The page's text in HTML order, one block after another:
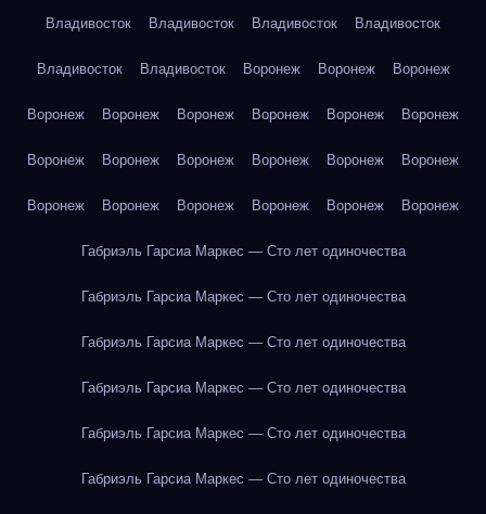
Владивосток Владивосток Владивосток Владивосток
Владивосток Владивосток Воронеж Воронеж Воронеж
Воронеж Воронеж Воронеж Воронеж Воронеж Воронеж
Воронеж Воронеж Воронеж Воронеж Воронеж Воронеж
Воронеж Воронеж Воронеж Воронеж Воронеж Воронеж
Габриэль Гарсиа Маркес — Сто лет одиночества
Габриэль Гарсиа Маркес — Сто лет одиночества
Габриэль Гарсиа Маркес — Сто лет одиночества
Габриэль Гарсиа Маркес — Сто лет одиночества
Габриэль Гарсиа Маркес — Сто лет одиночества
Габриэль Гарсиа Маркес — Сто лет одиночества